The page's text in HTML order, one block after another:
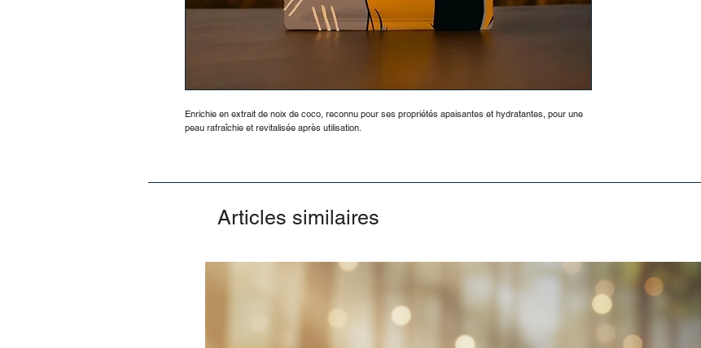
Enrichie en extrait de noix de coco, reconnu pour ses propriétés apaisantes et hydratantes, pour une
peau rafraîchie et revitalisée après utilisation.
Articles similaires